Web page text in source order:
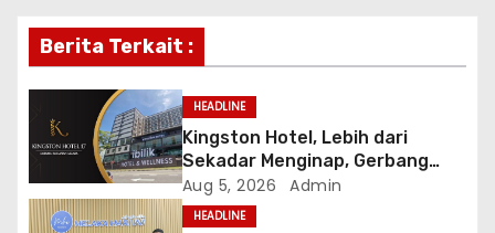
i
g
t
i
Berita Terkait :
HEADLINE
Kingston Hotel, Lebih dari
Sekadar Menginap, Gerbang
Anda Menuju yang Terbaik di
Melaka
Aug 5, 2026 Admin
HEADLINE